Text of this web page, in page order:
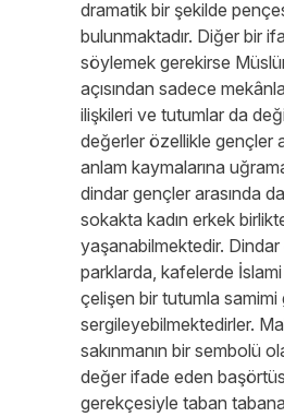
dramatik bir şekilde
bulunmaktadır. Diğer bir
söylemek gerekirse
açısından sadece
ilişkileri ve tutumlar da
değerler özellikle gençler
anlam kaymalarına
dindar gençler arasında
sokakta kadın erkek
yaşanabilmektedir.
parklarda, kafelerde İslami
çelişen bir tutumla
sergileyebilmektedirler.
sakınmanın bir sembolü
değer ifade eden
gerekçesiyle taban